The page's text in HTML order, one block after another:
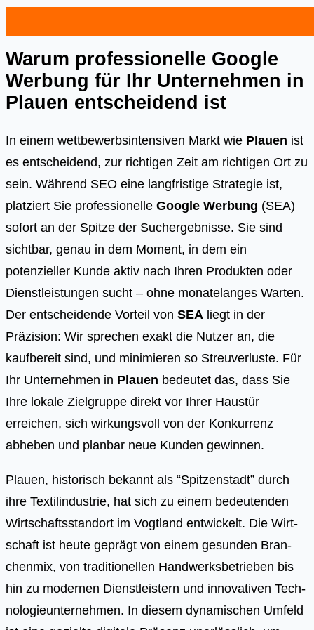
Warum professionelle Google
Werbung für Ihr Unternehmen in
Plauen entscheidend ist
In einem wettbewerbsintensiven Markt wie Plauen ist
es entscheidend, zur richtigen Zeit am richtigen Ort zu
sein. Während SEO eine langfristige Strategie ist,
platziert Sie professionelle Google Werbung (SEA)
sofort an der Spitze der Suchergebnisse. Sie sind
sichtbar, genau in dem Moment, in dem ein
potenzieller Kunde aktiv nach Ihren Produkten oder
Dienstleistungen sucht – ohne monatelanges Warten.
Der entscheidende Vorteil von SEA liegt in der
Präzision: Wir sprechen exakt die Nutzer an, die
kaufbereit sind, und minimieren so Streuverluste. Für
Ihr Unternehmen in Plauen bedeutet das, dass Sie
Ihre lokale Zielgruppe direkt vor Ihrer Haustür
erreichen, sich wirkungsvoll von der Konkurrenz
abheben und planbar neue Kunden gewinnen.
Plau­en, his­to­risch bekannt als “Spit­zen­stadt” durch
ihre Tex­til­in­dus­trie, hat sich zu einem bedeu­ten­den
Wirt­schafts­stand­ort im Vogt­land ent­wi­ckelt. Die Wirt­
schaft ist heu­te geprägt von einem gesun­den Bran­
chen­mix, von tra­di­tio­nel­len Hand­werks­be­trie­ben bis
hin zu moder­nen Dienst­leis­tern und inno­va­ti­ven Tech­
no­lo­gie­un­ter­neh­men. In die­sem dyna­mi­schen Umfeld